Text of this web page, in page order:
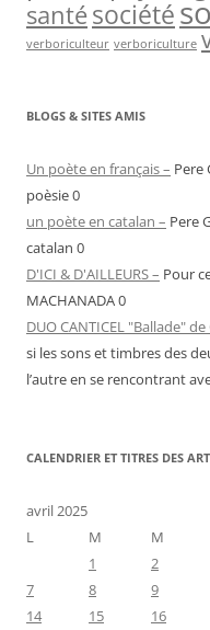
santésociété
verboriculteur verboriculture
BLOGS & SITES AMIS
Un poète en français – Pere
poèsie 0
un poète en catalan – Pere
catalan 0
D'ICI & D'AILLEURS – Pour
MACHANADA 0
DUO CANTICEL "Ballade"
si les sons et timbres des
l’autre en se rencontrant
CALENDRIER ET TITRES DES
avril 2025
L
M M
1
2
7
8 9
14
15 16